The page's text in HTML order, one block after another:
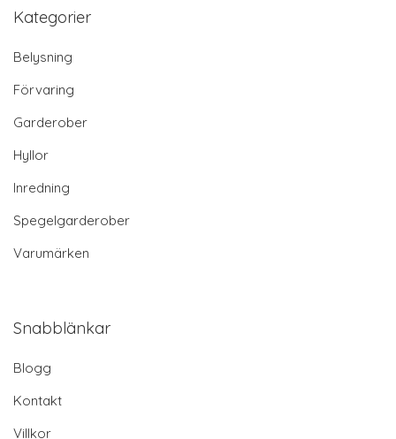
Kategorier
Belysning
Förvaring
Garderober
Hyllor
Inredning
Spegelgarderober
Varumärken
Snabblänkar
Blogg
Kontakt
Villkor